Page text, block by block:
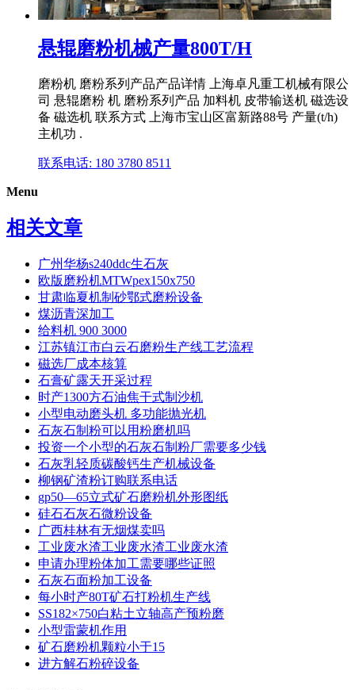
悬辊磨粉机械产量800T/H
磨粉机 磨粉系列产品产品详情 上海卓凡重工机械有限公
司 悬辊磨粉 机 磨粉系列产品 加料机 皮带输送机 磁选设
备 磁选机 联系方式 上海市宝山区富新路88号 产量(t/h)
主机功 .
联系电话: 180 3780 8511
Menu
相关文章
广州华杨s240ddc生石灰
欧版磨粉机MTWpex150x750
甘肃临夏机制砂鄂式磨粉设备
煤沥青深加工
给料机 900 3000
江苏镇江市白云石磨粉生产线工艺流程
磁选厂成本核算
石膏矿露天开采过程
时产1300方石油焦干式制沙机
小型电动磨头机 多功能抛光机
石灰石制粉可以用粉磨机吗
投资一个小型的石灰石制粉厂需要多少钱
石灰乳轻质碳酸钙生产机械设备
柳钢矿渣粉订购联系电话
gp50—65立式矿石磨粉机外形图纸
硅石石灰石微粉设备
广西桂林有无烟煤卖吗
工业废水渣工业废水渣工业废水渣
申请办理粉体加工需要哪些证照
石灰石面粉加工设备
每小时产80T矿石打粉机生产线
SS182×750白粘土立轴高产预粉磨
小型雷蒙机作用
矿石磨粉机颗粒小于15
进方解石粉碎设备